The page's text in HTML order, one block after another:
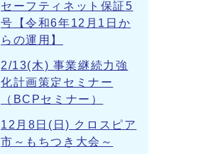
セーフティネット保証5
号【令和6年12月1日か
らの運用】
2/13(木) 事業継続力強
化計画策定セミナー
（BCPセミナー）
12月8日(日) クロスピア
市～もちつき大会～